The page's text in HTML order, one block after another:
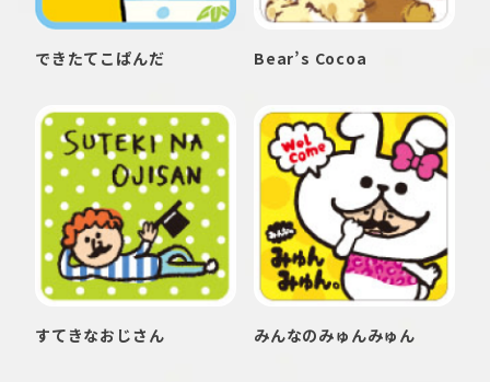
できたてこぱんだ Bear’s Cocoa
すてきなおじさん みんなのみゅんみゅん